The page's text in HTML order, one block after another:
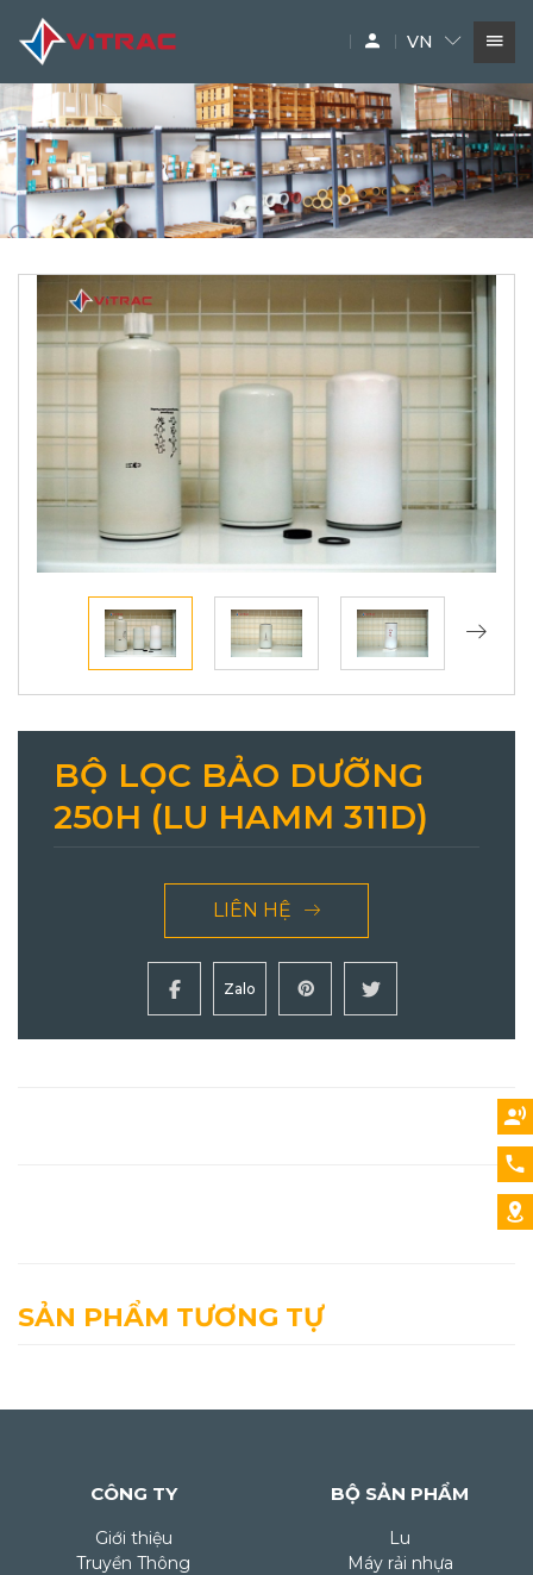
SIÊU THỊ MÁY XÂY DỰNG
THƯƠNG HIỆU
DỊCH VỤ
PHỤ TÙNG
VN
BỘ LỌC BẢO DƯỠNG
250H (LU HAMM 311D)
LIÊN HỆ
Zalo
SẢN PHẨM TƯƠNG TỰ
CÔNG TY
Giới thiệu
Truyền Thông
BỘ SẢN PHẨM
Lu
Máy rải nhựa